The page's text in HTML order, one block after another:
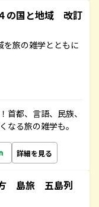
の国と地域 改訂
を旅の雑学とともに
首都、言語、民族、
なる旅の雑学も。
詳細を見る
島旅 五島列